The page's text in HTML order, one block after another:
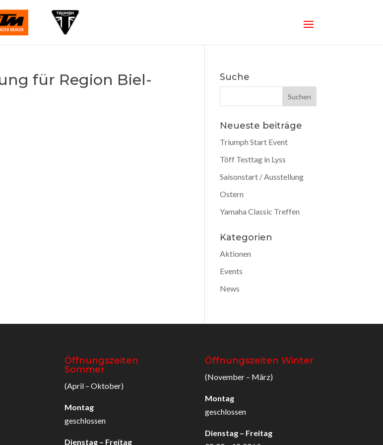
für Region Biel-
Suche
Neueste beiträge
Triumph Start Event
Töff Testtag in Lyss
Saisonstart / Ausstellung
Ostern
Yamaha Classic Treffen
Kategorien
Aktionen
Events
News
Öffnungszeiten
Sommer
(April – Oktober)
Montag
geschlossen
Dienstag – Freitag
Öffnungszeiten Winter
(November – März)
Montag
geschlossen
Dienstag – Freitag